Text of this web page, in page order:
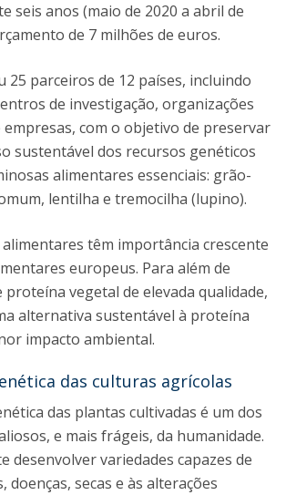
seis anos (maio de 2020 a abril de
de 7 milhões de euros.
parceiros de 12 países, incluindo
de investigação, organizações
com o objetivo de preservar
sustentável dos recursos genéticos
alimentares essenciais: grão-
lentilha e tremocilha (lupino).
têm importância crescente
europeus. Para além de
vegetal de elevada qualidade,
alternativa sustentável à proteína
impacto ambiental.
das culturas agrícolas
das plantas cultivadas é um dos
e mais frágeis, da humanidade.
desenvolver variedades capazes de
doenças, secas e às alterações